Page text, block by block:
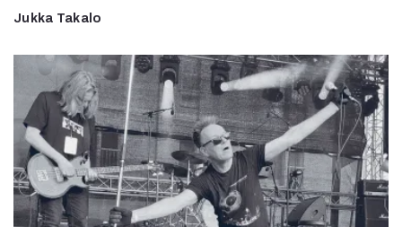
Jukka Takalo